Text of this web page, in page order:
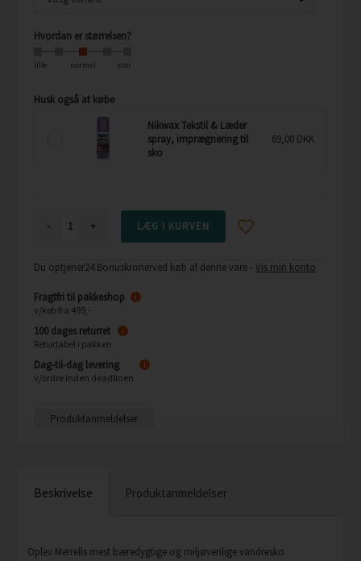
Hvordan er størrelsen?
lille normal stor
Husk også at købe
Nikwax Tekstil & Læder
spray, imprægnering til
sko
69,00 DKK
- +
Du optjener24 Bonuskronerved køb af denne vare -Vis min konto
Fragtfri til pakkeshop
v/køb fra 499,-
i
100 dages returret
Returlabel i pakken
i
Dag-til-dag levering
v/ordre inden deadlinen
i
Produktanmeldelser
Beskrivelse Produktanmeldelser
Oplev Merrells mest bæredygtige og miljøvenlige vandresko